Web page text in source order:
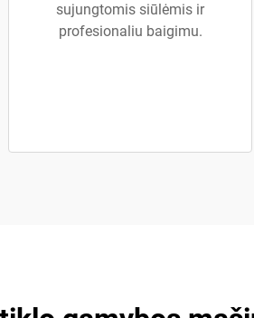
sujungtomis siūlėmis ir
profesionaliu baigimu.